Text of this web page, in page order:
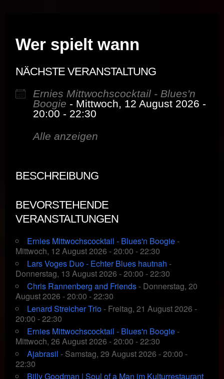
Wer spielt wann
NÄCHSTE VERANSTALTUNG
Ernies Mittwochscocktail - Blues'n
Boogie - Mittwoch, 12 August 2026 -
20:00 - 22:30
Alle anzeigen
BESCHREIBUNG
BEVORSTEHENDE
VERANSTALTUNGEN
Ernies Mittwochscocktail - Blues'n Boogie-
Mittwoch, 12 August 2026 - 20:00 - 22:30
Lars Voges Duo - Echter Blues hautnah -
Donnerstag, 13 August 2026 - 20:00 - 22:30
Chris Rannenberg and Friends- Donnerstag, 20
August 2026 - 20:00 - 22:30
Lenard Streicher Trio- Freitag, 21 August 2026 -
20:00 - 22:30
Ernies Mittwochscocktail - Blues'n Boogie-
Mittwoch, 26 August 2026 - 20:00 - 22:30
Ajabrasil - Samstag, 29 August 2026 - 20:00 -
22:30
Billy Goodman | Soul of a Man im Kulturrestaurant